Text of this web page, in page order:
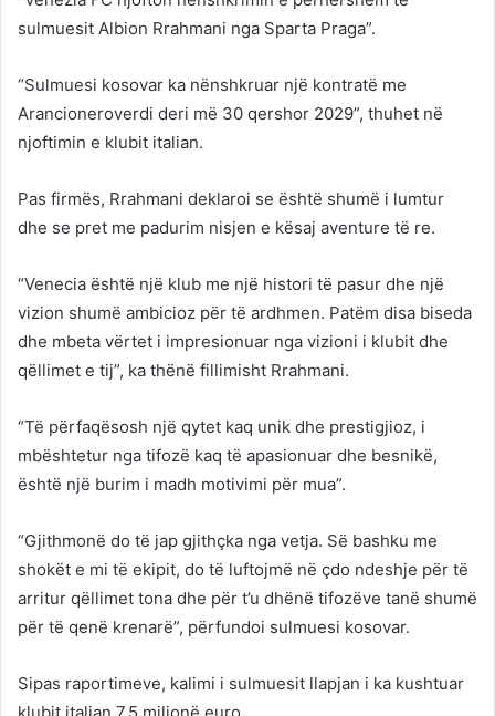
sulmuesit Albion Rrahmani nga Sparta Praga”.
“Sulmuesi kosovar ka nënshkruar një kontratë me
Arancioneroverdi deri më 30 qershor 2029”, thuhet në
njoftimin e klubit italian.
Pas firmës, Rrahmani deklaroi se është shumë i lumtur
dhe se pret me padurim nisjen e kësaj aventure të re.
“Venecia është një klub me një histori të pasur dhe një
vizion shumë ambicioz për të ardhmen. Patëm disa biseda
dhe mbeta vërtet i impresionuar nga vizioni i klubit dhe
qëllimet e tij”, ka thënë fillimisht Rrahmani.
“Të përfaqësosh një qytet kaq unik dhe prestigjioz, i
mbështetur nga tifozë kaq të apasionuar dhe besnikë,
është një burim i madh motivimi për mua”.
“Gjithmonë do të jap gjithçka nga vetja. Së bashku me
shokët e mi të ekipit, do të luftojmë në çdo ndeshje për të
arritur qëllimet tona dhe për t’u dhënë tifozëve tanë shumë
për të qenë krenarë”, përfundoi sulmuesi kosovar.
Sipas raportimeve, kalimi i sulmuesit llapjan i ka kushtuar